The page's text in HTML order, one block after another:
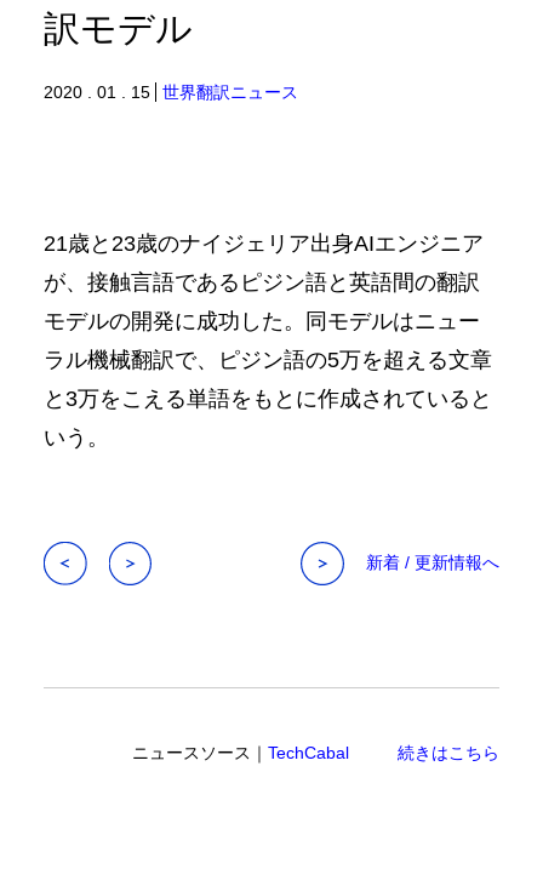
訳モデル
2020 . 01 . 15 世界翻訳ニュース
21歳と23歳のナイジェリア出身AIエンジニア
が、接触言語であるピジン語と英語間の翻訳
モデルの開発に成功した。同モデルはニュー
ラル機械翻訳で、ピジン語の5万を超える文章
と3万をこえる単語をもとに作成されていると
いう。
新着 / 更新情報へ
ニュースソース｜TechCabal 続きはこちら